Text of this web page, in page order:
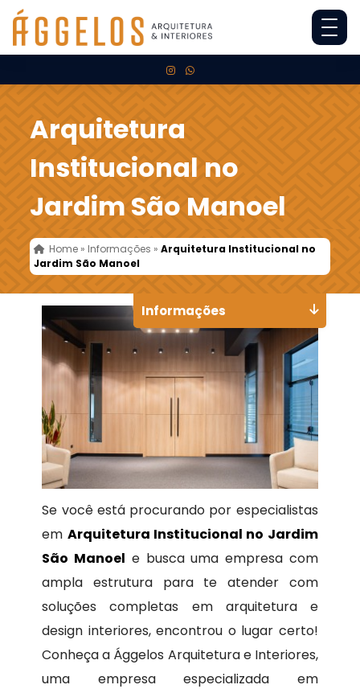
Arquitetura
Institucional no
Jardim São Manoel
Home » Informações »Arquitetura Institucional no
Jardim São Manoel
Se você está procurando por especialistas
em Arquitetura Institucional no Jardim
São Manoel e busca uma empresa com
ampla estrutura para te atender com
soluções completas em arquitetura e
design interiores, encontrou o lugar certo!
Conheça a Ággelos Arquitetura e Interiores,
uma empresa especializada em
Informações